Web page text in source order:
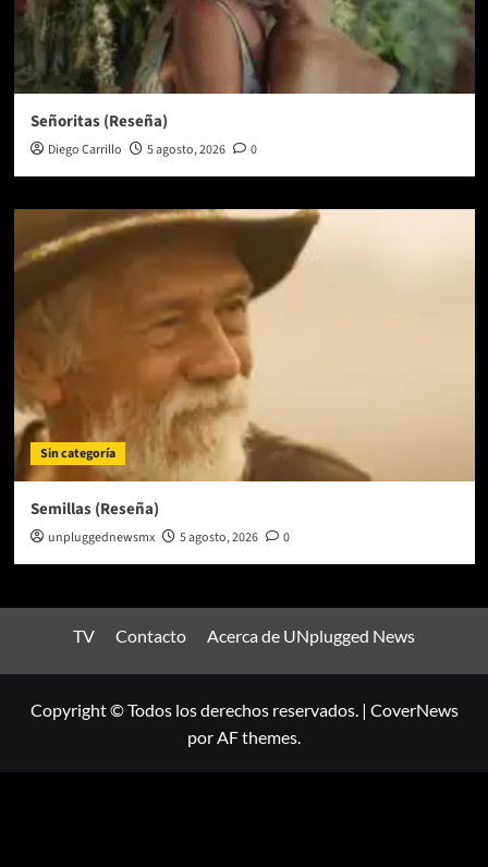
Señoritas (Reseña)
Diego Carrillo 5 agosto, 2026 0
Sin categoría
Semillas (Reseña)
unpluggednewsmx 5 agosto, 2026 0
TV Contacto Acerca de UNplugged News
Copyright © Todos los derechos reservados. | CoverNews
por AF themes.